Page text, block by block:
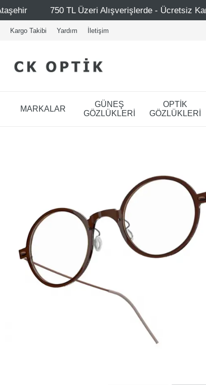
- Ücretsiz Kargo Mağazalarımız
Kargo Takibi Yardım İletişim
MARKALAR
GÜNEŞ
GÖZLÜKLERİ
OPTİK
GÖZLÜKLERİ